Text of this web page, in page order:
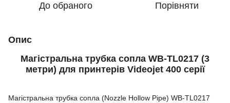
До обраного Порівняти
Опис
Магістральна трубка сопла WB-TL0217 (3
метри) для принтерів Videojet 400 серії
Магістральна трубка сопла (Nozzle Hollow Pipe) WB-TL0217